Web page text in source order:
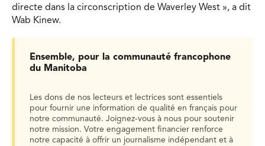
directe dans la circonscription de Waverley West », a dit
Wab Kinew.
Ensemble, pour la communauté francophone
du Manitoba
Les dons de nos lecteurs et lectrices sont essentiels
pour fournir une information de qualité en français pour
notre communauté. Joignez-vous à nous pour soutenir
notre mission. Votre engagement financier renforce
notre capacité à offrir un journalisme indépendant et à